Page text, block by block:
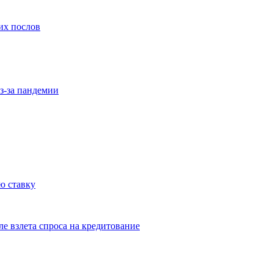
послов
за пандемии
ставку
взлета спроса на кредитование